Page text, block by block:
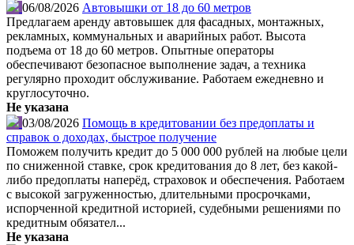
06/08/2026 Автовышки от 18 до 60 метров
Предлагаем аренду автовышек для фасадных, монтажных,
рекламных, коммунальных и аварийных работ. Высота
подъема от 18 до 60 метров. Опытные операторы
обеспечивают безопасное выполнение задач, а техника
регулярно проходит обслуживание. Работаем ежедневно и
круглосуточно.
Не указана
03/08/2026 Помощь в кредитовании без предоплаты и
справок о доходах, быстрое получение
Поможем получить кредит до 5 000 000 рублей на любые цели
по сниженной ставке, срок кредитования до 8 лет, без какой-
либо предоплаты наперёд, страховок и обеспечения. Работаем
с высокой загруженностью, длительными просрочками,
испорченной кредитной историей, судебными решениями по
кредитным обязател...
Не указана